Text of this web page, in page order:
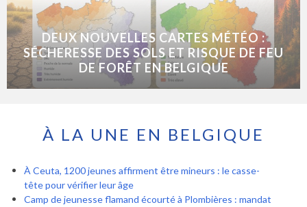
DEUX NOUVELLES CARTES MÉTÉO :
SÉCHERESSE DES SOLS ET RISQUE DE FEU
DE FORÊT EN BELGIQUE
À LA UNE EN BELGIQUE
À Ceuta, 1200 jeunes affirment être mineurs : le casse-
tête pour vérifier leur âge
Camp de jeunesse flamand écourté à Plombières : mandat